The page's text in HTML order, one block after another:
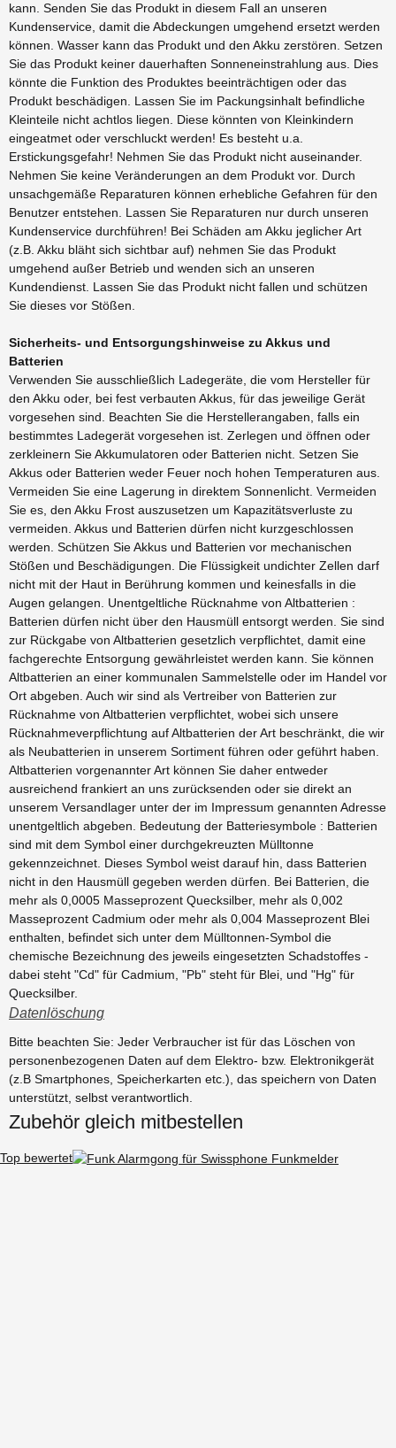
kann. Senden Sie das Produkt in diesem Fall an unseren
Kundenservice, damit die Abdeckungen umgehend ersetzt werden
können. Wasser kann das Produkt und den Akku zerstören. Setzen
Sie das Produkt keiner dauerhaften Sonneneinstrahlung aus. Dies
könnte die Funktion des Produktes beeinträchtigen oder das
Produkt beschädigen. Lassen Sie im Packungsinhalt befindliche
Kleinteile nicht achtlos liegen. Diese könnten von Kleinkindern
eingeatmet oder verschluckt werden! Es besteht u.a.
Erstickungsgefahr! Nehmen Sie das Produkt nicht auseinander.
Nehmen Sie keine Veränderungen an dem Produkt vor. Durch
unsachgemäße Reparaturen können erhebliche Gefahren für den
Benutzer entstehen. Lassen Sie Reparaturen nur durch unseren
Kundenservice durchführen! Bei Schäden am Akku jeglicher Art
(z.B. Akku bläht sich sichtbar auf) nehmen Sie das Produkt
umgehend außer Betrieb und wenden sich an unseren
Kundendienst. Lassen Sie das Produkt nicht fallen und schützen
Sie dieses vor Stößen.
Sicherheits- und Entsorgungshinweise zu Akkus und
Batterien
Verwenden Sie ausschließlich Ladegeräte, die vom Hersteller für
den Akku oder, bei fest verbauten Akkus, für das jeweilige Gerät
vorgesehen sind. Beachten Sie die Herstellerangaben, falls ein
bestimmtes Ladegerät vorgesehen ist. Zerlegen und öffnen oder
zerkleinern Sie Akkumulatoren oder Batterien nicht. Setzen Sie
Akkus oder Batterien weder Feuer noch hohen Temperaturen aus.
Vermeiden Sie eine Lagerung in direktem Sonnenlicht. Vermeiden
Sie es, den Akku Frost auszusetzen um Kapazitätsverluste zu
vermeiden. Akkus und Batterien dürfen nicht kurzgeschlossen
werden. Schützen Sie Akkus und Batterien vor mechanischen
Stößen und Beschädigungen. Die Flüssigkeit undichter Zellen darf
nicht mit der Haut in Berührung kommen und keinesfalls in die
Augen gelangen. Unentgeltliche Rücknahme von Altbatterien :
Batterien dürfen nicht über den Hausmüll entsorgt werden. Sie sind
zur Rückgabe von Altbatterien gesetzlich verpflichtet, damit eine
fachgerechte Entsorgung gewährleistet werden kann. Sie können
Altbatterien an einer kommunalen Sammelstelle oder im Handel vor
Ort abgeben. Auch wir sind als Vertreiber von Batterien zur
Rücknahme von Altbatterien verpflichtet, wobei sich unsere
Rücknahmeverpflichtung auf Altbatterien der Art beschränkt, die wir
als Neubatterien in unserem Sortiment führen oder geführt haben.
Altbatterien vorgenannter Art können Sie daher entweder
ausreichend frankiert an uns zurücksenden oder sie direkt an
unserem Versandlager unter der im Impressum genannten Adresse
unentgeltlich abgeben. Bedeutung der Batteriesymbole : Batterien
sind mit dem Symbol einer durchgekreuzten Mülltonne
gekennzeichnet. Dieses Symbol weist darauf hin, dass Batterien
nicht in den Hausmüll gegeben werden dürfen. Bei Batterien, die
mehr als 0,0005 Masseprozent Quecksilber, mehr als 0,002
Masseprozent Cadmium oder mehr als 0,004 Masseprozent Blei
enthalten, befindet sich unter dem Mülltonnen-Symbol die
chemische Bezeichnung des jeweils eingesetzten Schadstoffes -
dabei steht "Cd" für Cadmium, "Pb" steht für Blei, und "Hg" für
Quecksilber.
Datenlöschung
Bitte beachten Sie: Jeder Verbraucher ist für das Löschen von
personenbezogenen Daten auf dem Elektro- bzw. Elektronikgerät
(z.B Smartphones, Speicherkarten etc.), das speichern von Daten
unterstützt, selbst verantwortlich.
Zubehör gleich mitbestellen
Top bewertet